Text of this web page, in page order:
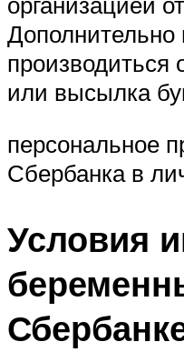
Дополнительно
производиться
или высылка
персональное
Сбербанка в
Условия